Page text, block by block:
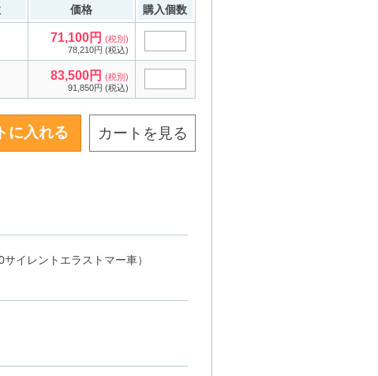
価格 購入個数
71,100円(税別)
78,210円 (税込)
83,500円(税別)
91,850円 (税込)
カートを見る
イレントエラストマー車）